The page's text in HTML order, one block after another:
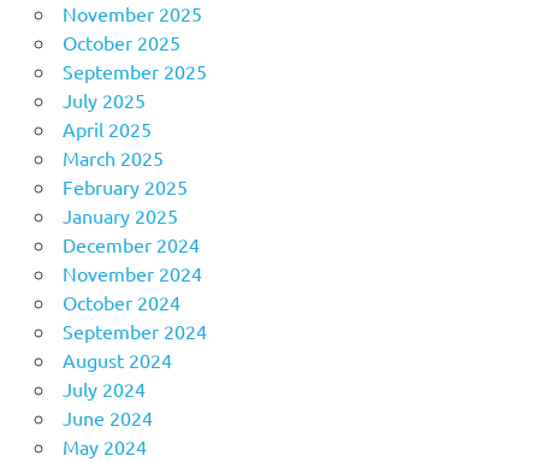
November 2025
October 2025
September 2025
July 2025
April 2025
March 2025
February 2025
January 2025
December 2024
November 2024
October 2024
September 2024
August 2024
July 2024
June 2024
May 2024